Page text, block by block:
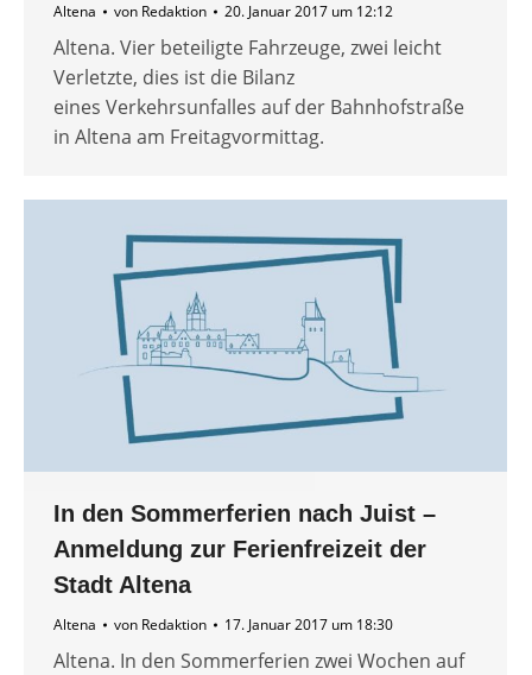
Altena von Redaktion 20. Januar 2017 um 12:12
Altena. Vier beteiligte Fahrzeuge, zwei leicht
Verletzte, dies ist die Bilanz
eines Verkehrsunfalles auf der Bahnhofstraße
in Altena am Freitagvormittag.
In den Sommerferien nach Juist –
Anmeldung zur Ferienfreizeit der
Stadt Altena
Altena von Redaktion 17. Januar 2017 um 18:30
Altena. In den Sommerferien zwei Wochen auf